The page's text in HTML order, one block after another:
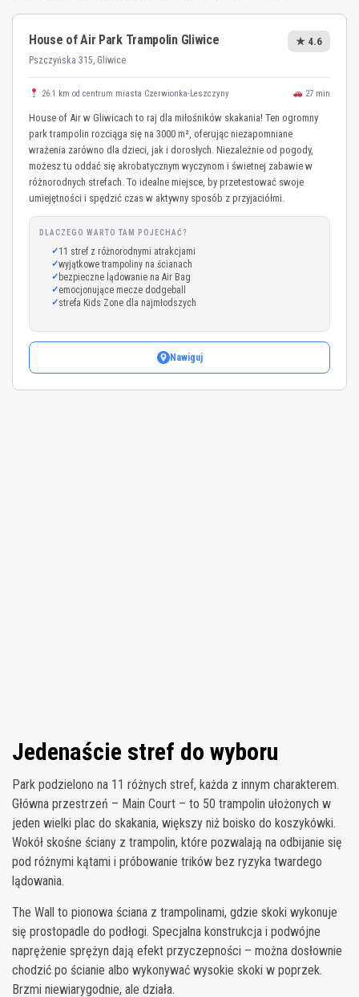
House of Air Park Trampolin Gliwice
Pszczyńska 315, Gliwice
★ 4.6
26.1 km od centrum miasta Czerwionka-Leszczyny 27 min
House of Air w Gliwicach to raj dla miłośników skakania! Ten ogromny
park trampolin rozciąga się na 3000 m², oferując niezapomniane
wrażenia zarówno dla dzieci, jak i dorosłych. Niezależnie od pogody,
możesz tu oddać się akrobatycznym wyczynom i świetnej zabawie w
różnorodnych strefach. To idealne miejsce, by przetestować swoje
umiejętności i spędzić czas w aktywny sposób z przyjaciółmi.
DLACZEGO WARTO TAM POJECHAĆ?
11 stref z różnorodnymi atrakcjami
wyjątkowe trampoliny na ścianach
bezpieczne lądowanie na Air Bag
emocjonujące mecze dodgeball
strefa Kids Zone dla najmłodszych
Nawiguj
Jedenaście stref do wyboru
Park podzielono na 11 różnych stref, każda z innym charakterem.
Główna przestrzeń – Main Court – to 50 trampolin ułożonych w
jeden wielki plac do skakania, większy niż boisko do koszykówki.
Wokół skośne ściany z trampolin, które pozwalają na odbijanie się
pod różnymi kątami i próbowanie trików bez ryzyka twardego
lądowania.
The Wall to pionowa ściana z trampolinami, gdzie skoki wykonuje
się prostopadle do podłogi. Specjalna konstrukcja i podwójne
naprężenie sprężyn dają efekt przyczepności – można dosłownie
chodzić po ścianie albo wykonywać wysokie skoki w poprzek.
Brzmi niewiarygodnie, ale działa.